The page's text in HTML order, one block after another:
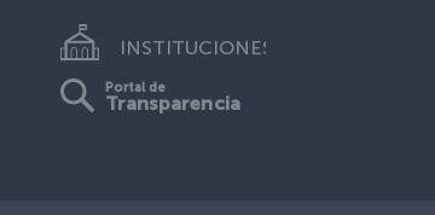
INSTITUCIONES
Portal de
Transparencia